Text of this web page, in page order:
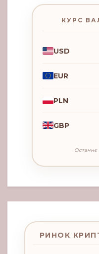
КУРС
USD
EUR
PLN
GBP
Останнє
РИНОК